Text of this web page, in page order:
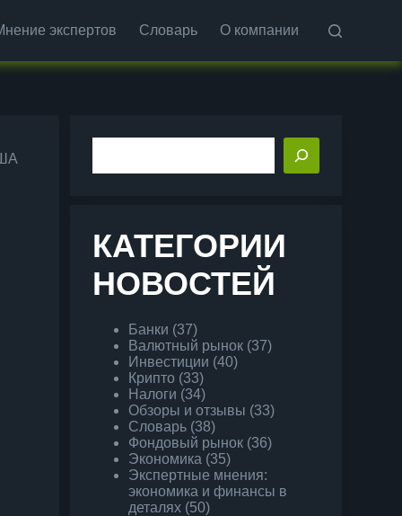
экспертов Словарь О компании
КАТЕГОРИИ
НОВОСТЕЙ
Банки (37)
Валютный рынок (37)
Инвестиции (40)
Крипто (33)
Налоги (34)
Обзоры и отзывы (33)
Словарь (38)
Фондовый рынок (36)
Экономика (35)
Экспертные мнения:
экономика и финансы в
деталях (50)